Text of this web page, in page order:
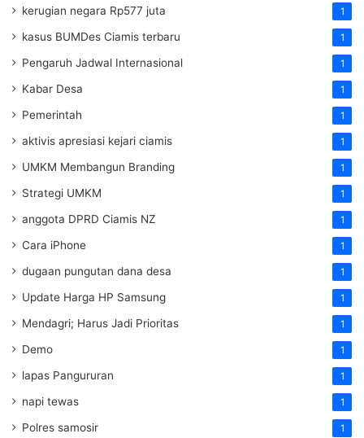
kerugian negara Rp577 juta 1
kasus BUMDes Ciamis terbaru 1
Pengaruh Jadwal Internasional 1
Kabar Desa 1
Pemerintah 1
aktivis apresiasi kejari ciamis 1
UMKM Membangun Branding 1
Strategi UMKM 1
anggota DPRD Ciamis NZ 1
Cara iPhone 1
dugaan pungutan dana desa 1
Update Harga HP Samsung 1
Mendagri; Harus Jadi Prioritas 1
Demo 1
lapas Pangururan 1
napi tewas 1
Polres samosir 1